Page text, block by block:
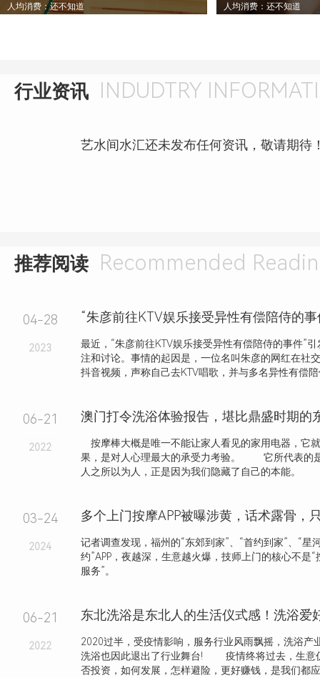
人均消费：还不知道
人均消费：还不知道
行业资讯 INDUDTRY
艺水间水汇还未发布任何资讯，敬请期待
推荐阅读 Recommended
04-28
2023
“朱彦前往KTV娱乐接受异性有偿陪侍的
最近，“朱彦前往KTV娱乐接受异性有偿陪侍的事件”
注和讨论。事情的起因是，一位名叫朱彦的网红在社
抖音视频，声称自己去KTV唱歌，并与多名异性有偿陪
06-21
2022
澳门打令洗浴体验报告，堪比鼎盛时期的
按摩棒大概是唯一不能让家人看见的家用电器，它
果，是对人心理最大的承受力考验。 它所代表的
人之所以为人，正是因为我们隐藏了自己的本能。
03-24
2024
记者调查发现，福州的“东郊到家”、“首约到家”、“星
约”APP，夜越深，生意越火爆，技师上门的核心不是“
服务”。
06-21
2022
2020过半，受疫情影响，服务行业风雨飘摇，洗浴产
洗浴也因此退出了行业舞台! 疫情终将过去，生意
否投资，如何发展，怎样避险，更好赚钱，是我们都